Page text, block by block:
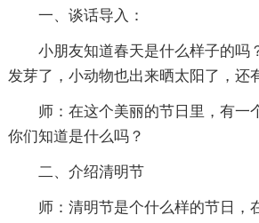
一、谈话导入：
小朋友知道春天是什么样子的吗
发芽了，小动物也出来晒太阳了，还
师：在这个美丽的节日里，有一
你们知道是什么吗？
二、介绍清明节
师：清明节是个什么样的节日，